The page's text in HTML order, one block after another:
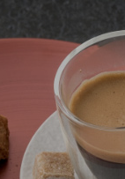
KUCHNIA
Dekoracje Tace